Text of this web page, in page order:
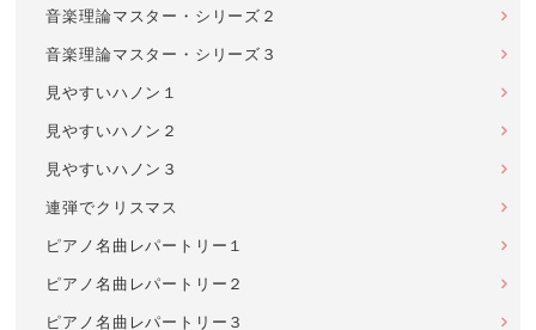
音楽理論マスター・シリーズ２
音楽理論マスター・シリーズ３
見やすいハノン１
見やすいハノン２
見やすいハノン３
連弾でクリスマス
ピアノ名曲レパートリー１
ピアノ名曲レパートリー２
ピアノ名曲レパートリー３